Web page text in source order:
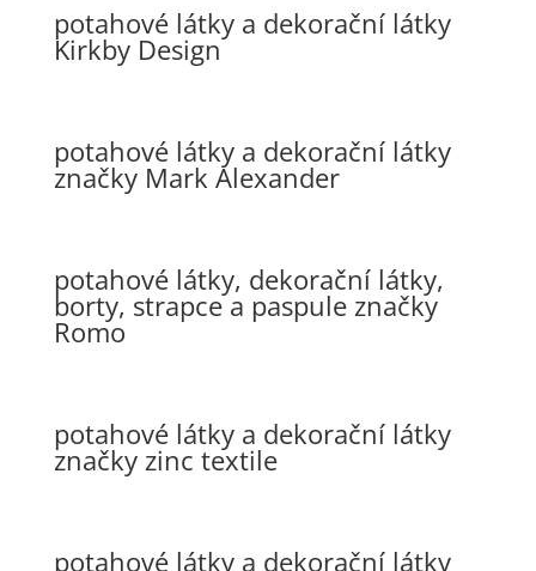
potahové látky a dekorační látky
Kirkby Design
potahové látky a dekorační látky
značky Mark Alexander
potahové látky, dekorační látky,
borty, strapce a paspule značky
Romo
potahové látky a dekorační látky
značky zinc textile
potahové látky a dekorační látky